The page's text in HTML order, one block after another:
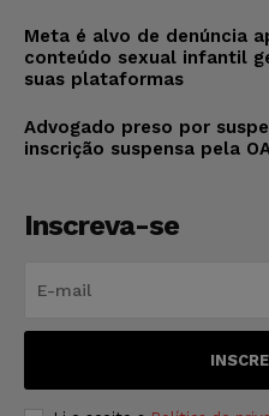
Meta é alvo de denúncia
conteúdo sexual infantil
suas plataformas
Advogado preso por
inscrição suspensa pela
Inscreva-se